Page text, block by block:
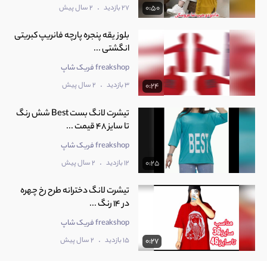
0:50 27 بازدید . 2 سال پیش
0:24
بلوز یقه پنجره پارچه فانریپ کبریتی
انگشتی ...
freakshop فریک شاپ
3 بازدید . 2 سال پیش
0:25
تیشرت لانگ بست Best شش رنگ
تا سایز 48 قیمت ...
freakshop فریک شاپ
12 بازدید . 2 سال پیش
0:27
تیشرت لانگ دخترانه طرح رخ چهره
در 14 رنگ ...
freakshop فریک شاپ
15 بازدید . 2 سال پیش